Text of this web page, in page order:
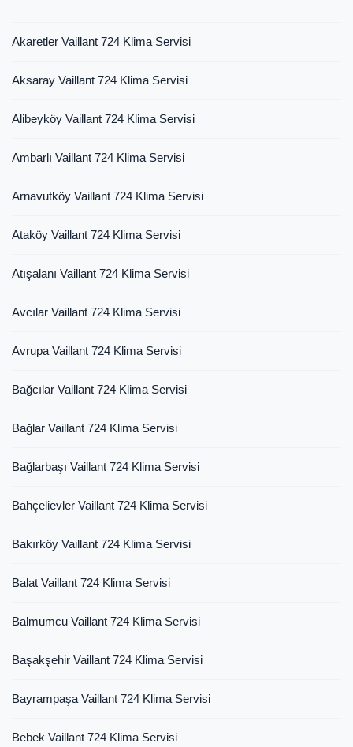
Akaretler Vaillant 724 Klima Servisi
Aksaray Vaillant 724 Klima Servisi
Alibeyköy Vaillant 724 Klima Servisi
Ambarlı Vaillant 724 Klima Servisi
Arnavutköy Vaillant 724 Klima Servisi
Ataköy Vaillant 724 Klima Servisi
Atışalanı Vaillant 724 Klima Servisi
Avcılar Vaillant 724 Klima Servisi
Avrupa Vaillant 724 Klima Servisi
Bağcılar Vaillant 724 Klima Servisi
Bağlar Vaillant 724 Klima Servisi
Bağlarbaşı Vaillant 724 Klima Servisi
Bahçelievler Vaillant 724 Klima Servisi
Bakırköy Vaillant 724 Klima Servisi
Balat Vaillant 724 Klima Servisi
Balmumcu Vaillant 724 Klima Servisi
Başakşehir Vaillant 724 Klima Servisi
Bayrampaşa Vaillant 724 Klima Servisi
Bebek Vaillant 724 Klima Servisi